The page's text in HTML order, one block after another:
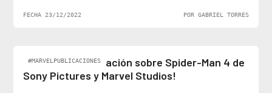
FECHA 23/12/2022 POR GABRIEL TORRES
#MARVELPUBLICACIONES
¡Al fin hay información sobre Spider-Man 4 de
Sony Pictures y Marvel Studios!